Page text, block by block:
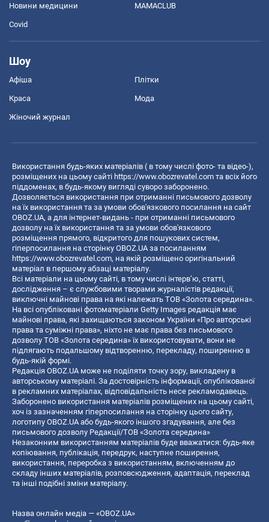
Новини медицини MAMACLUB
Covid
Шоу
Афіша Плітки
Краса Мода
Жіночий журнал
Використання будь-яких матеріалів ( в тому числі фото- та відео-),
розміщених на цьому сайті https://www.obozrevatel.com та всіх його
піддоменах, в будь-якому вигляді суворо заборонено.
Дозволяється використання при отриманні письмового дозволу
на їх використання та за умови обов'язкового посилання на сайт
OBOZ.UA, а для інтернет-видань - при отриманні письмового
дозволу на їх використання та за умови обов'язкового
розміщення прямого, відкритого для пошукових систем,
гіперпосилання на сторінку OBOZ.UA за посиланням
https://www.obozrevatel.com, на якій розміщено оригінальний
матеріал в першому абзаці матеріалу.
Всі матеріали на цьому сайті, в тому числі інтерв’ю, статті,
дослідження – є службовими творами журналістів редакції,
виключні майнові права на які належать ТОВ «Золота середина».
На всі опубліковані фотоматеріали Getty Images редакція має
майнові права, які захищаються законом України «Про авторські
права та суміжні права», ніхто не має права без письмового
дозволу ТОВ «Золота середина» їх використовувати, вони не
підлягають подальшому відтворенню, перекладу, поширенню в
будь-якій формі.
Редакція OBOZ.UA може не поділяти точку зору, викладену в
авторському матеріалі. За достовірність інформації, опублікованої
в рекламних матеріалах, відповідальність несе рекламодавець.
Заборонено використання матеріалів розміщених на цьому сайті,
хоч із зазначенням гіперпосилання на сторінку цього сайту,
логотипу OBOZ.UA або будь-якого іншого згадування, але без
письмового дозволу Редакції/ТОВ «Золота середина»
Незаконним використанням матеріалів буде вважатися: будь-яке
копiювання, публiкацiя, передрук, наступне поширення,
використання, переробка з використанням, включенням до
складу інших матеріалів, розповсюдження, адаптація, переклад
та інші подібні зміни матеріалу.
Назва онлайн медіа — «OBOZ.UA»